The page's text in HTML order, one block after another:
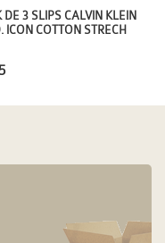
DE 3 SLIPS CALVIN KLEIN
ICON COTTON STRECH